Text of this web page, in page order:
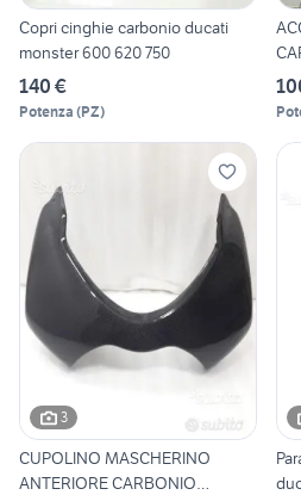
Copri cinghie carbonio ducati
monster 600 620 750
140 €
Potenza (PZ)
3
CUPOLINO MASCHERINO
ANTERIORE CARBONIO